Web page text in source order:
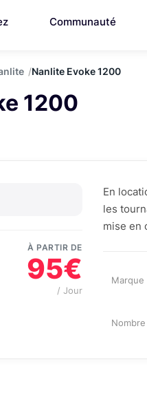
Communauté
Nanlite Evoke 1200
1200
À PARTIR DE
95€
/ Jour
En
les
mise en
Marque